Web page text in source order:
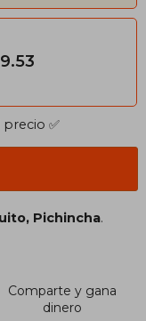
✅
Pichincha.
Comparte y gana
dinero